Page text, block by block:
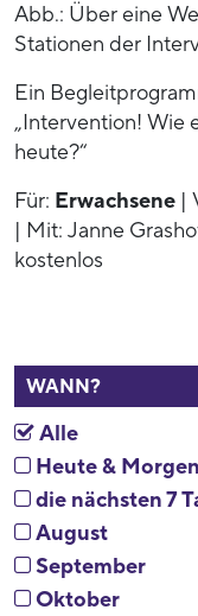
Abb.: Über eine
Stationen der
Ein
„Intervention! Wie
heute?“
Für: Erwachsene |
| Mit: Janne
kostenlos
WANN?
Alle
Heute & Morgen
die nächsten 7
August
September
Oktober